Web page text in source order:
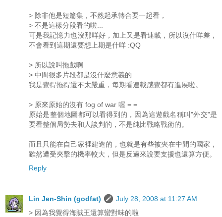
> 除非他是短篇集，不然起承轉合要一起看，
> 不是這樣分段看的啦...
可是我記憶力也沒那咩好，加上又是看連載，所以沒什咩差，
不會看到這期還要想上期是什咩 :QQ
> 所以說叫拖戲啊
> 中間很多片段都是沒什麼意義的
我是覺得拖得還不太嚴重，每期看連載感覺都有進展啦。
> 原來原始的沒有 fog of war 喔 = =
原始是整個地圖都可以看得到的，因為這遊戲名稱叫"外交"是
要看整個局勢去和人談判的，不是純比戰略戰術的。
而且只能在自己家裡建造的，也就是有些被夾在中間的國家，
雖然遭受夾擊的機率較大，但是反過來說要支援也還算方便。
Reply
Lin Jen-Shin (godfat)
July 28, 2008 at 11:27 AM
> 因為我覺得海賊王還算蠻對味的啦